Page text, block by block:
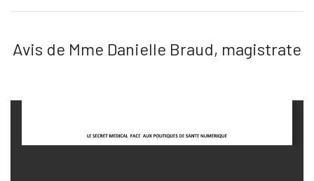
Avis de Mme Danielle Braud, magistrate